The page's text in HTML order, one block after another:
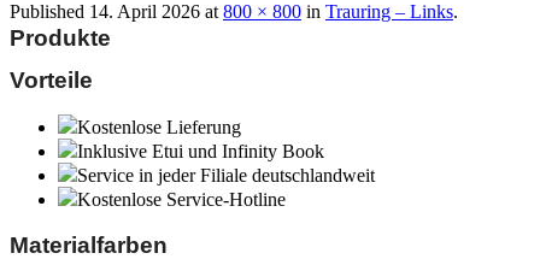
Published 14. April 2026 at 800 × 800 in Trauring – Links.
Produkte
Vorteile
Kostenlose Lieferung
Inklusive Etui und Infinity Book
Service in jeder Filiale deutschlandweit
Kostenlose Service-Hotline
Materialfarben